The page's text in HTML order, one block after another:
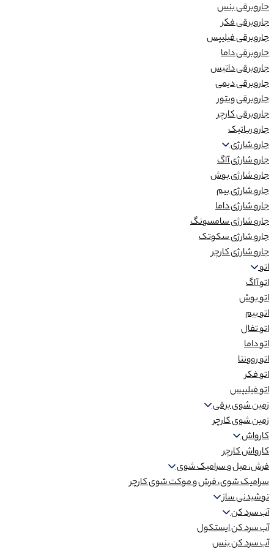
جاروبرقی بنس
جاروبرقی فکر
جاروبرقی فیلیپس
جاروبرقی داما
جاروبرقی داتیس
جاروبرقی دیمی
جاروبرقی ویتور
جاروبرقی کارچر
جارو رباتیک
جارو شارژی
جارو شارژی آاگ
جارو شارژی بوش
جارو شارژی بیم
جارو شارژی داما
جارو شارژی سامسونگ
جارو شارژی سکوتک
جارو شارژی کارچر
اتو
اتو آاگ
اتو بوش
اتو بیم
اتو تفال
اتو داما
اتو روونتا
اتو فکر
اتو فیلیپس
زمین شوی برقی
زمین شوی کارچر
کارواش
کارواش کارچر
فرش، مبل و سرامیک شوی
سرامیک شوی، فرش و موکت شوی کارچر
نوشیدنی ساز
آب سرد کن
آب سرد کن ایستکول
آب سرد کن بنس